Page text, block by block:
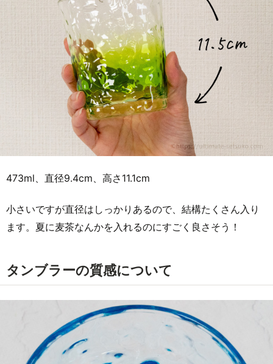
473ml、直径9.4cm、高さ11.1cm
小さいですが直径はしっかりあるので、結構たくさん入り
ます。夏に麦茶なんかを入れるのにすごく良さそう！
タンブラーの質感について